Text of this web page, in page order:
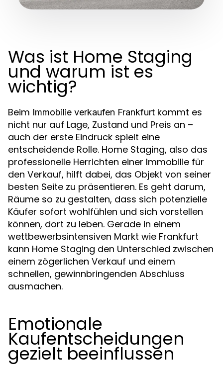
Was ist Home Staging
und warum ist es
wichtig?
Beim Immobilie verkaufen Frankfurt kommt es
nicht nur auf Lage, Zustand und Preis an –
auch der erste Eindruck spielt eine
entscheidende Rolle. Home Staging, also das
professionelle Herrichten einer Immobilie für
den Verkauf, hilft dabei, das Objekt von seiner
besten Seite zu präsentieren. Es geht darum,
Räume so zu gestalten, dass sich potenzielle
Käufer sofort wohlfühlen und sich vorstellen
können, dort zu leben. Gerade in einem
wettbewerbsintensiven Markt wie Frankfurt
kann Home Staging den Unterschied zwischen
einem zögerlichen Verkauf und einem
schnellen, gewinnbringenden Abschluss
ausmachen.
Emotionale
Kaufentscheidungen
gezielt beeinflussen